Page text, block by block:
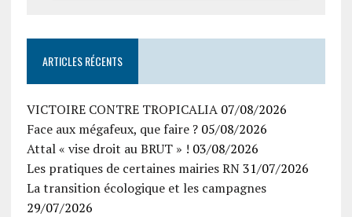
ARTICLES RÉCENTS
VICTOIRE CONTRE TROPICALIA 07/08/2026
Face aux mégafeux, que faire ? 05/08/2026
Attal « vise droit au BRUT » ! 03/08/2026
Les pratiques de certaines mairies RN 31/07/2026
La transition écologique et les campagnes
29/07/2026